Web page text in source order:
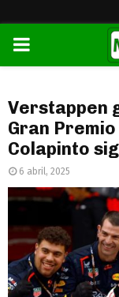
PRIMARY
Verstappen
Gran
Colapinto
6 abril, 2025